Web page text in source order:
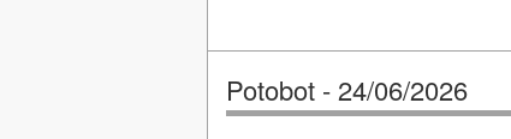
Potobot - 24/06/2026